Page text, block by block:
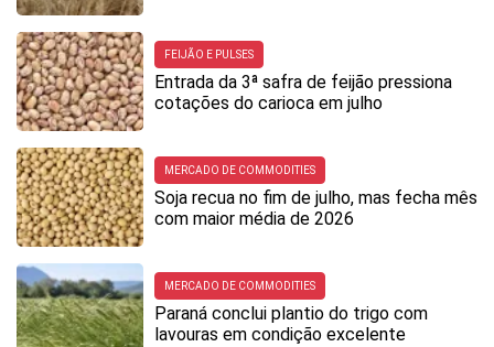
FEIJÃO E PULSES
Entrada da 3ª safra de feijão pressiona
cotações do carioca em julho
MERCADO DE COMMODITIES
Soja recua no fim de julho, mas fecha mês
com maior média de 2026
MERCADO DE COMMODITIES
Paraná conclui plantio do trigo com
lavouras em condição excelente